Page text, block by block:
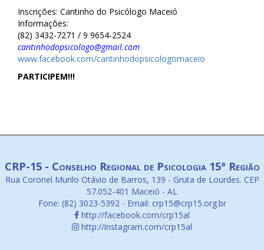
Inscrições: Cantinho do Psicólogo Maceió
Informações:
(82) 3432-7271 / 9 9654-2524
cantinhodopsicologo@gmail.com
www.facebook.com/cantinhodopsicologomaceio
PARTICIPEM!!!
CRP-15 - Conselho Regional de Psicologia 15ª Região
Rua Coronel Murilo Otávio de Barros, 139 - Gruta de Lourdes. CEP
57.052-401 Maceió - AL
Fone: (82) 3023-5392 - Email: crp15@crp15.org.br
http://facebook.com/crp15al
http://instagram.com/crp15al